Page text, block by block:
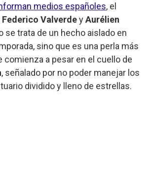
medios españoles, el
Federico ValverdeyAurélien
se trata de un hecho aislado en
sino que es una perla más
comienza a pesar en el cuello de
, señalado por no poder manejar los
dividido y lleno de estrellas.